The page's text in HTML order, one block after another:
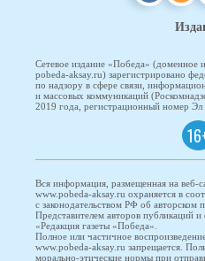
Сетевое издание «Победа» (доменное
pobeda-aksay.ru) зарегистрировано
по надзору в сфере связи,
и массовых коммуникаций
2019 года, регистрационный номер
Вся информация, размещенная на веб-
www.pobeda-aksay.ru охраняется в
с законодательством РФ об авторском
Представителем авторов публикаций
«Редакция газеты «Победа».
Полное или частичное
www.pobeda-aksay.ru запрещается.
морально-этические нормы при